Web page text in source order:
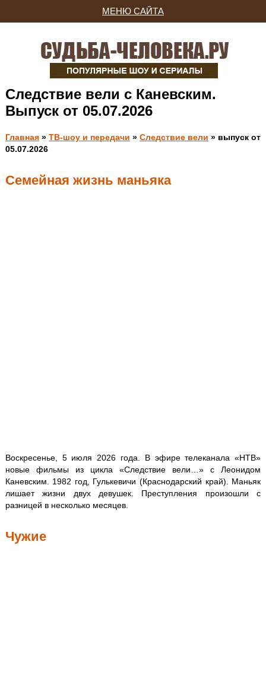
Следствие вели с Каневским.
Выпуск от 05.07.2026
Главная» ТВ-шоу и передачи » Следствие вели » выпуск от
05.07.2026
Семейная жизнь маньяка
Воскресенье, 5 июля 2026 года. В эфире телеканала «НТВ»
новые фильмы из цикла «Следствие вели…» с Леонидом
Каневским. 1982 год, Гулькевичи (Краснодарский край). Маньяк
лишает жизни двух девушек. Преступления произошли с
разницей в несколько месяцев.
Чужие
МЕНЮ САЙТА